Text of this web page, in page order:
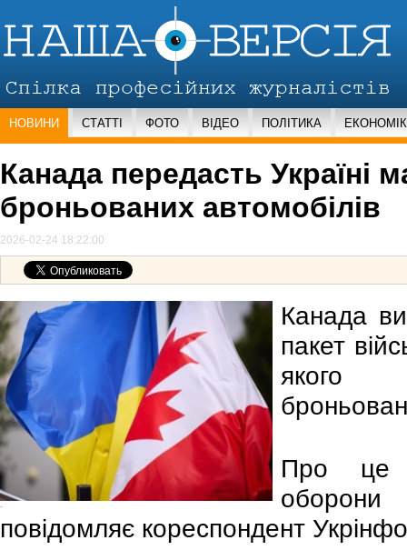
НОВИНИ СТАТТІ ФОТО ВІДЕО ПОЛІТИКА
Канада передасть Україні
броньованих автомобілів
2026-02-24 18:22:00
-
Канада
пакет
якого
Про це
повідомляє кореспондент